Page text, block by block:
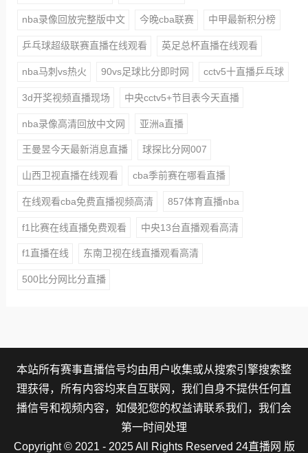
nba录像回放完整版中文 今晚cba联赛 中甲最新积分榜
乒乓球超级联赛直播在线观看 英足总杯直播在线观看
nba马刺vs热火 90vs足球比分即时网 cctv5十直播乒乓球
3d开奖视频直播现场 中央cctv5+节目表今天直播
nba录像高清回放中文网 亚洲a直播
王曼昱今天最新消息直播 球探比分网007
山西卫视直播在线观看 cba季前赛在哪看直播
在线观看cba免费直播视频高清 857体育直播nba
f1比赛在线直播免费观看 中央13台直播观看高清
f1直播在线 东南卫视在线直播观看高清
500比分网比分直播
本站所有赛事直播信号均由用户收集或从搜索引擎搜索整
理获得，所有内容均来自互联网，我们自身不提供任何直
播信号和视频内容，如侵犯您的权益请联系我们，我们会
第一时间处理
Copyright © 2021 - 2025 All Rights Reserved 24直播网 版